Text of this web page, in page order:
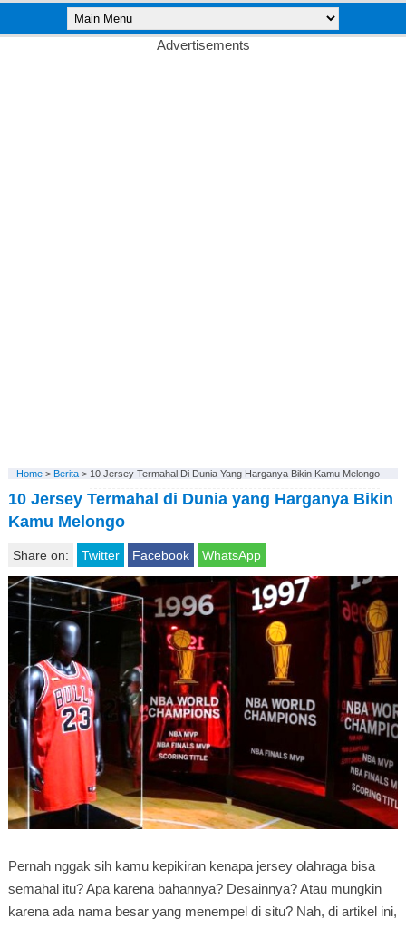
Advertisements
Home> Berita> 10 Jersey Termahal Di Dunia Yang Harganya Bikin Kamu Melongo
10 Jersey Termahal di Dunia yang Harganya Bikin
Kamu Melongo
Share on: Twitter Facebook WhatsApp
Pernah nggak sih kamu kepikiran kenapa jersey olahraga bisa
semahal itu? Apa karena bahannya? Desainnya? Atau mungkin
karena ada nama besar yang menempel di situ? Nah, di artikel ini,